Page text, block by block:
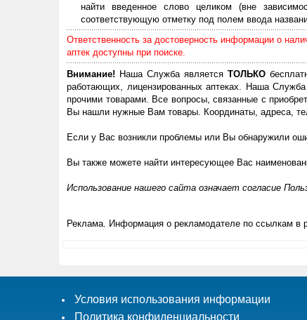
найти введенное слово целиком (вне
соответствующую отметку под полем ввода
Ответственность за достоверность информации о
аптек доступны при поиске.
Внимание! Наша Служба являетсяТОЛЬКО
работающих, лицензированных аптеках. Наша
прочими товарами. Все вопросы, связанные с
Вы нашли нужные Вам товары. Координаты, адреса,
Если у Вас возникли проблемы или Вы обнаружили
Вы также можете найти интересующее Вас
Использование нашего сайта означает согласие
Реклама. Информация о рекламодателе по ссылкам в
Условия использования информации
Политика конфиденциальности